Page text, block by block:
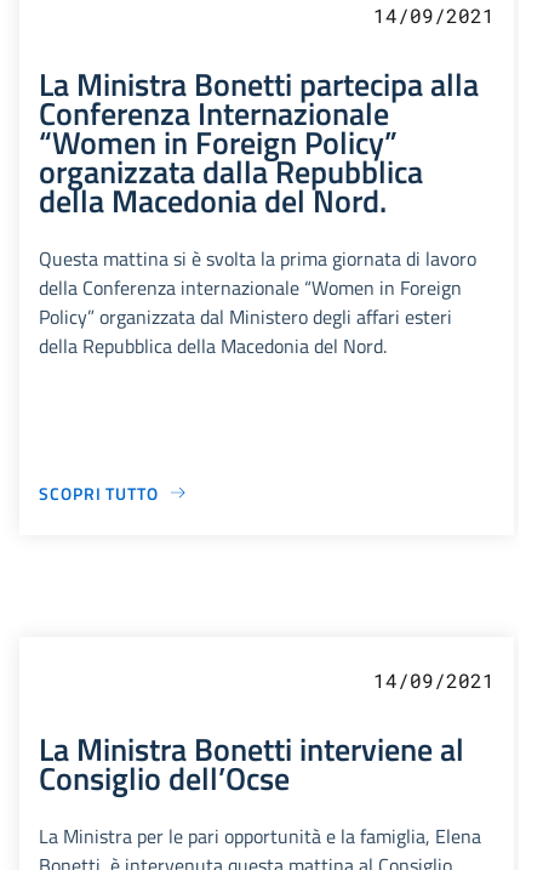
14/09/2021
La Ministra Bonetti partecipa alla
Conferenza Internazionale
“Women in Foreign Policy”
organizzata dalla Repubblica
della Macedonia del Nord.
Questa mattina si è svolta la prima giornata di lavoro
della Conferenza internazionale “Women in Foreign
Policy” organizzata dal Ministero degli affari esteri
della Repubblica della Macedonia del Nord.
SCOPRI TUTTO
14/09/2021
La Ministra Bonetti interviene al
Consiglio dell’Ocse
La Ministra per le pari opportunità e la famiglia, Elena